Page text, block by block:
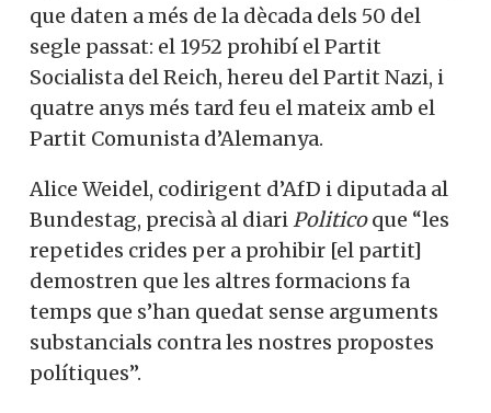
que daten a més de la dècada dels 50 del
segle passat: el 1952 prohibí el Partit
Socialista del Reich, hereu del Partit Nazi, i
quatre anys més tard feu el mateix amb el
Partit Comunista d’Alemanya.
Alice Weidel, codirigent d’AfD i diputada al
Bundestag, precisà al diariPoliticoque “les
repetides crides per a prohibir [el partit]
demostren que les altres formacions fa
temps que s’han quedat sense arguments
substancials contra les nostres propostes
polítiques”.